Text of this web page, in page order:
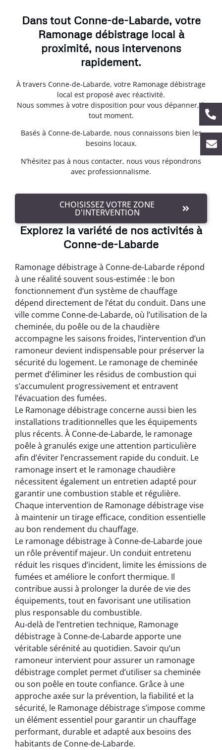
Dans tout Conne-de-Labarde, votre
Ramonage débistrage local à
proximité, nous intervenons
rapidement.
À travers Conne-de-Labarde, votre Ramonage débistrage
local est proposé avec réactivité.
Nous sommes à votre disposition pour vous dépanner, à
tout moment.
Basés à Conne-de-Labarde, nous connaissons bien les
besoins locaux.
N’hésitez pas à nous contacter, nous vous répondrons
avec professionnalisme.
CHOISISSEZ VOTRE ZONE
D'INTERVENTION
Explorez la variété de nos activités à
Conne-de-Labarde
Ramonage débistrage à Conne-de-Labarde répond
à une réalité souvent sous-estimée : le bon
fonctionnement d’un système de chauffage
dépend directement de l’état du conduit. Dans une
ville comme Conne-de-Labarde, où l’utilisation de la
cheminée, du poêle ou de la chaudière
accompagne les saisons froides, l’intervention d’un
ramoneur devient indispensable pour préserver la
sécurité du logement. Le ramonage de cheminée
permet d’éliminer les résidus de combustion qui
s’accumulent progressivement et entravent
l’évacuation des fumées.
Le Ramonage débistrage concerne aussi bien les
installations traditionnelles que les équipements
plus récents. À Conne-de-Labarde, le ramonage
poêle à granulés exige une attention particulière
afin d’éviter l’encrassement rapide du conduit. Le
ramonage insert et le ramonage chaudière
nécessitent également un entretien adapté pour
garantir une combustion stable et régulière.
Chaque intervention de Ramonage débistrage vise
à maintenir un tirage efficace, condition essentielle
au bon rendement du chauffage.
Le ramonage débistrage à Conne-de-Labarde joue
un rôle préventif majeur. Un conduit entretenu
réduit les risques d’incident, limite les émissions de
fumées et améliore le confort thermique. Il
contribue aussi à prolonger la durée de vie des
équipements, tout en favorisant une utilisation
plus responsable du combustible.
Au-delà de l’entretien technique, Ramonage
débistrage à Conne-de-Labarde apporte une
véritable sérénité au quotidien. Savoir qu’un
ramoneur intervient pour assurer un ramonage
débistrage complet permet d’utiliser sa cheminée
ou son poêle en toute confiance. Grâce à une
approche axée sur la prévention, la fiabilité et la
sécurité, le Ramonage débistrage s’impose comme
un élément essentiel pour garantir un chauffage
performant, durable et adapté aux besoins des
habitants de Conne-de-Labarde.